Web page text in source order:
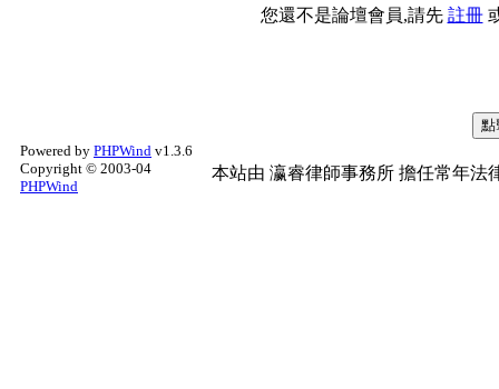
您還不是論壇會員,請先 註冊
Powered by PHPWind v1.3.6
Copyright © 2003-04
PHPWind
本站由 瀛睿律師事務所 擔任常年法